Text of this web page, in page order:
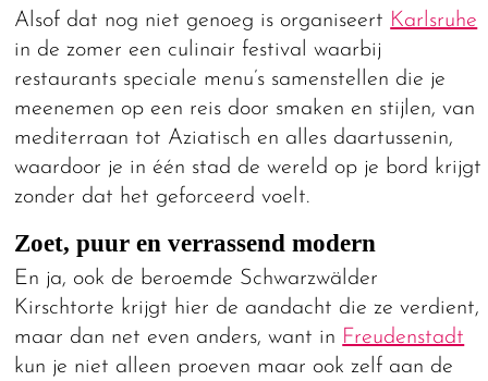
Alsof dat nog niet genoeg is organiseert Karlsruhe
in de zomer een culinair festival waarbij
restaurants speciale menu’s samenstellen die je
meenemen op een reis door smaken en stijlen, van
mediterraan tot Aziatisch en alles daartussenin,
waardoor je in één stad de wereld op je bord krijgt
zonder dat het geforceerd voelt.
Zoet, puur en verrassend modern
En ja, ook de beroemde Schwarzwälder
Kirschtorte krijgt hier de aandacht die ze verdient,
maar dan net even anders, want in Freudenstadt
kun je niet alleen proeven maar ook zelf aan de